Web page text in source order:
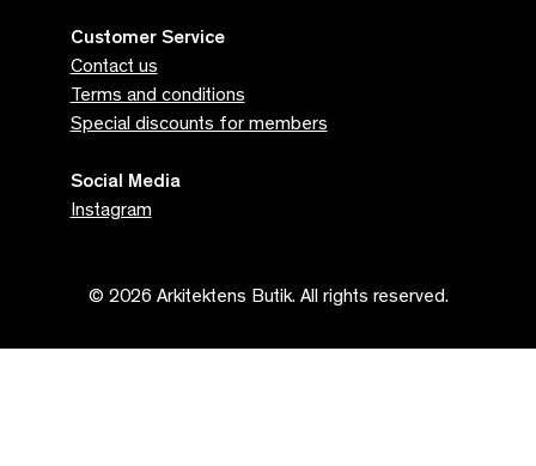
Customer Service
Contact us
Terms and conditions
Special discounts for members
Social Media
Instagram
© 2026 Arkitektens Butik. All rights reserved.